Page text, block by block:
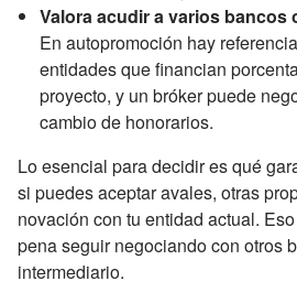
Valora acudir a varios bancos
En autopromoción hay
entidades que financian
proyecto, y un bróker puede
cambio de honorarios.
Lo esencial para decidir es qué
si puedes aceptar avales, otras
novación con tu entidad actual.
pena seguir negociando con otros
intermediario.